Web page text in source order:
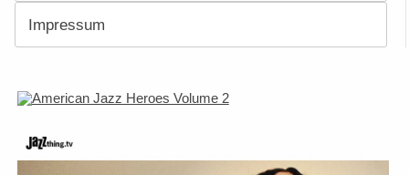
Impressum